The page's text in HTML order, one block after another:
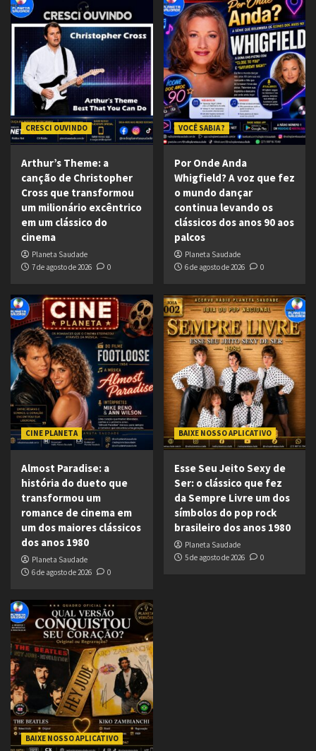
CRESCI OUVINDO
Arthur’s Theme: a
canção de Christopher
Cross que transformou
um milionário excêntrico
em um clássico do
cinema
Planeta Saudade
7 de agosto de 2026
0
VOCÊ SABIA ?
Por Onde Anda
Whigfield? A voz que fez
o mundo dançar
continua levando os
clássicos dos anos 90 aos
palcos
Planeta Saudade
6 de agosto de 2026
0
CINE PLANETA
Almost Paradise: a
história do dueto que
transformou um
romance de cinema em
um dos maiores clássicos
dos anos 1980
Planeta Saudade
6 de agosto de 2026
0
BAIXE NOSSO APLICATIVO
Esse Seu Jeito Sexy de
Ser: o clássico que fez
da Sempre Livre um dos
símbolos do pop rock
brasileiro dos anos 1980
Planeta Saudade
5 de agosto de 2026
0
BAIXE NOSSO APLICATIVO